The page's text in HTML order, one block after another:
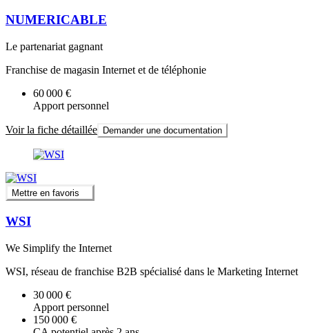
NUMERICABLE
Le partenariat gagnant
Franchise de magasin Internet et de téléphonie
60 000 €
Apport personnel
Voir la fiche détaillée Demander une documentation
Mettre en favoris
WSI
We Simplify the Internet
WSI, réseau de franchise B2B spécialisé dans le Marketing Internet
30 000 €
Apport personnel
150 000 €